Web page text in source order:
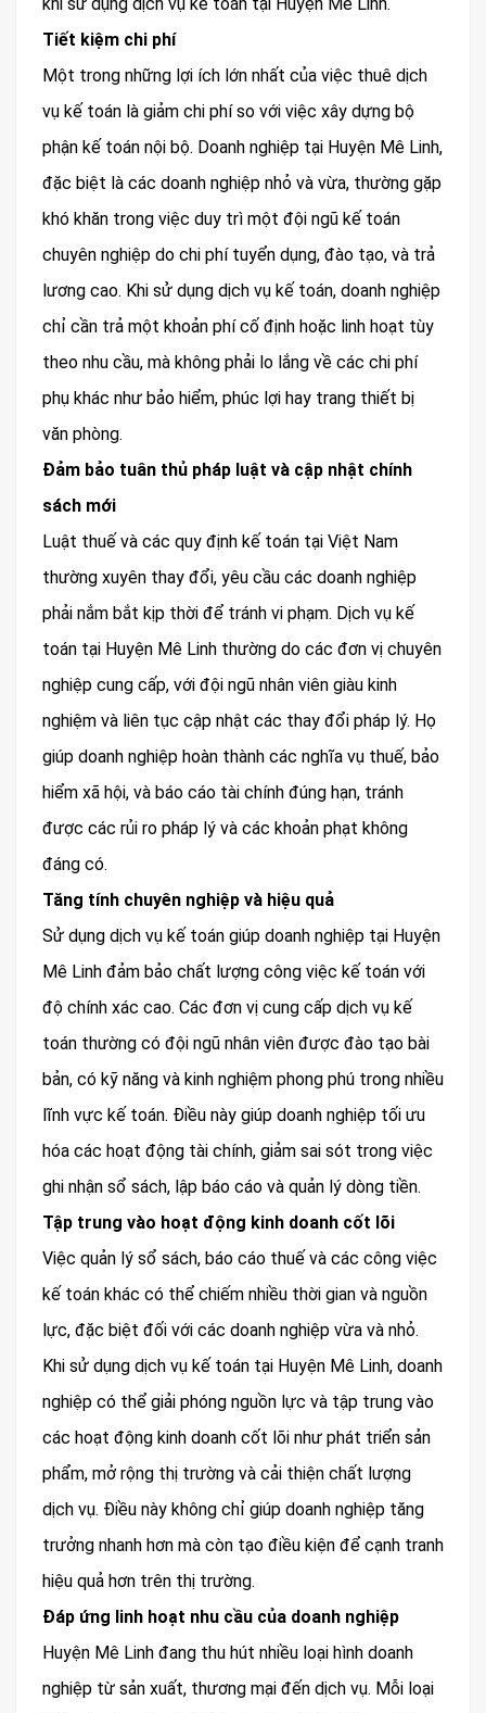
Tiết kiệm chi phí
Một trong những lợi ích lớn nhất của việc thuê dịch
vụ kế toán là giảm chi phí so với việc xây dựng bộ
phận kế toán nội bộ. Doanh nghiệp tại Huyện Mê Linh,
đặc biệt là các doanh nghiệp nhỏ và vừa, thường gặp
khó khăn trong việc duy trì một đội ngũ kế toán
chuyên nghiệp do chi phí tuyển dụng, đào tạo, và trả
lương cao. Khi sử dụng dịch vụ kế toán, doanh nghiệp
chỉ cần trả một khoản phí cố định hoặc linh hoạt tùy
theo nhu cầu, mà không phải lo lắng về các chi phí
phụ khác như bảo hiểm, phúc lợi hay trang thiết bị
văn phòng.
Đảm bảo tuân thủ pháp luật và cập nhật chính
sách mới
Luật thuế và các quy định kế toán tại Việt Nam
thường xuyên thay đổi, yêu cầu các doanh nghiệp
phải nắm bắt kịp thời để tránh vi phạm. Dịch vụ kế
toán tại Huyện Mê Linh thường do các đơn vị chuyên
nghiệp cung cấp, với đội ngũ nhân viên giàu kinh
nghiệm và liên tục cập nhật các thay đổi pháp lý. Họ
giúp doanh nghiệp hoàn thành các nghĩa vụ thuế, bảo
hiểm xã hội, và báo cáo tài chính đúng hạn, tránh
được các rủi ro pháp lý và các khoản phạt không
đáng có.
Tăng tính chuyên nghiệp và hiệu quả
Sử dụng dịch vụ kế toán giúp doanh nghiệp tại Huyện
Mê Linh đảm bảo chất lượng công việc kế toán với
độ chính xác cao. Các đơn vị cung cấp dịch vụ kế
toán thường có đội ngũ nhân viên được đào tạo bài
bản, có kỹ năng và kinh nghiệm phong phú trong nhiều
lĩnh vực kế toán. Điều này giúp doanh nghiệp tối ưu
hóa các hoạt động tài chính, giảm sai sót trong việc
ghi nhận sổ sách, lập báo cáo và quản lý dòng tiền.
Tập trung vào hoạt động kinh doanh cốt lõi
Việc quản lý sổ sách, báo cáo thuế và các công việc
kế toán khác có thể chiếm nhiều thời gian và nguồn
lực, đặc biệt đối với các doanh nghiệp vừa và nhỏ.
Khi sử dụng dịch vụ kế toán tại Huyện Mê Linh, doanh
nghiệp có thể giải phóng nguồn lực và tập trung vào
các hoạt động kinh doanh cốt lõi như phát triển sản
phẩm, mở rộng thị trường và cải thiện chất lượng
dịch vụ. Điều này không chỉ giúp doanh nghiệp tăng
trưởng nhanh hơn mà còn tạo điều kiện để cạnh tranh
hiệu quả hơn trên thị trường.
Đáp ứng linh hoạt nhu cầu của doanh nghiệp
Huyện Mê Linh đang thu hút nhiều loại hình doanh
nghiệp từ sản xuất, thương mại đến dịch vụ. Mỗi loại